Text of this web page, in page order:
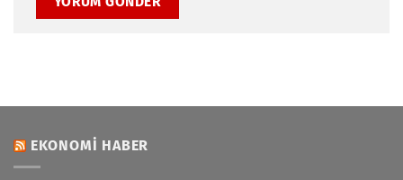
EKONOMI HABER